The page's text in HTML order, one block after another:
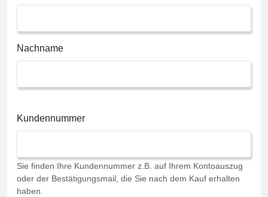
Nachname
Kundennummer
Sie finden Ihre Kundennummer z.B. auf Ihrem Kontoauszug
oder der Bestätigungsmail, die Sie nach dem Kauf erhalten
haben.